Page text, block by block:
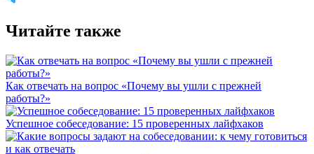
Читайте также
Как отвечать на вопрос «Почему вы ушли с прежней
работы?»
Успешное собеседование: 15 проверенных лайфхаков